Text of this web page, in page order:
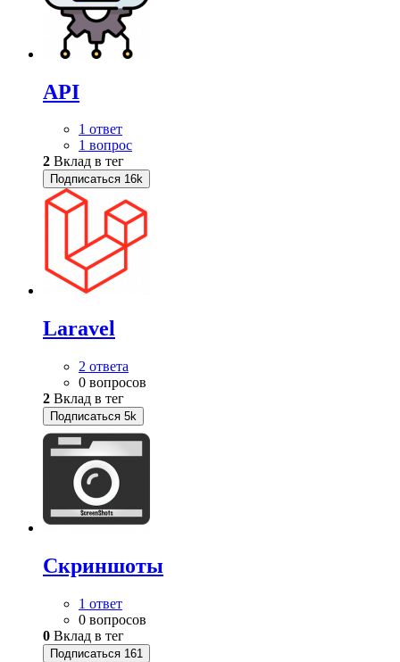
API
1 ответ
1 вопрос
2 Вклад в тег
Подписаться 16k
Laravel
2 ответа
0 вопросов
2 Вклад в тег
Подписаться 5k
Скриншоты
1 ответ
0 вопросов
0 Вклад в тег
Подписаться 161